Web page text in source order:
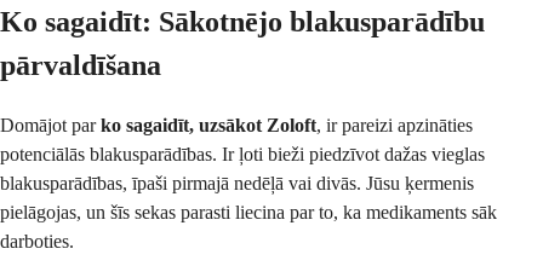
Ko sagaidīt: Sākotnējo blakusparādību
pārvaldīšana
Domājot parko sagaidīt, uzsākot Zoloft, ir pareizi apzināties
potenciālās blakusparādības. Ir ļoti bieži piedzīvot dažas vieglas
blakusparādības, īpaši pirmajā nedēļā vai divās. Jūsu ķermenis
pielāgojas, un šīs sekas parasti liecina par to, ka medikaments sāk
darboties.